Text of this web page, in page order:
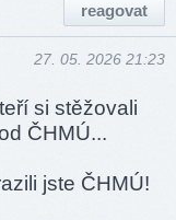
reagovat
27. 05. 2026 21:23
si stěžovali
ČHMÚ...
jste ČHMÚ!